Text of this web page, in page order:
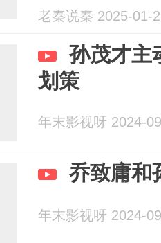
老秦说秦 2025-01-
孙茂才主
划策
年末影视呀 2024-
乔致庸和
年末影视呀 2024-